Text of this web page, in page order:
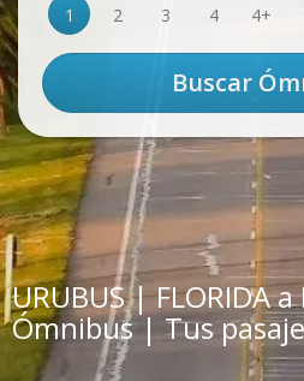
1
2 3 4 4+
URUBUS | FLORIDA a
Ómnibus | Tus